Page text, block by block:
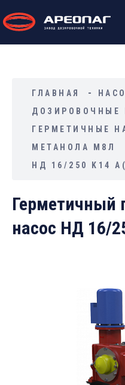
ГЛАВНАЯ
ДОЗИРОВОЧНЫЕ
ГЕРМЕТИЧНЫЕ
МЕТАНОЛА М8Л
НД 16/250 K14
Герметичный
насос НД 16/